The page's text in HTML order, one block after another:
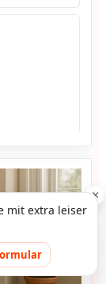
×
mit extra leiser